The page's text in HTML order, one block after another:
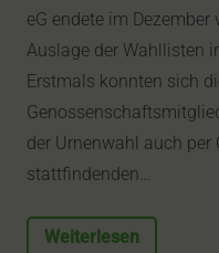
eG endete im
Auslage der Wahllisten
Erstmals konnten sich
der Urnenwahl auch
stattfindenden…
Weiterlesen